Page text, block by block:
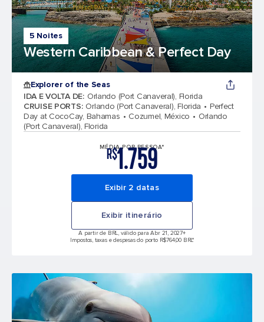
5 Noites
Western Caribbean & Perfect Day
Explorer of the Seas
IDA E VOLTA DE: Orlando (Port Canaveral), Florida
CRUISE PORTS: Orlando (Port Canaveral), Florida
Perfect
Day at CocoCay, Bahamas
Cozumel, México
Orlando
(Port Canaveral), Florida
MÉDIA POR PESSOA*
R$1.759
Exibir 2 datas
Exibir itinerário
A partir de BRL, válido para Abr 21, 2027+
Impostos, taxas e despesas do porto R$764,00 BRL*